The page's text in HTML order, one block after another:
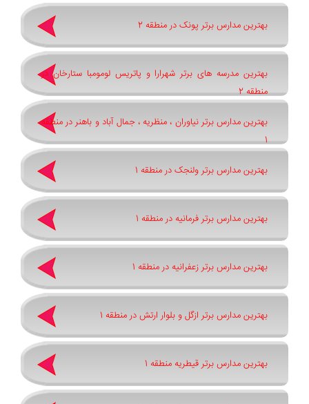
بهترین مدارس برتر پونک در منطقه 2
بهترین مدرسه های برتر شهرارا و پاتريس لومومبا ستارخان در
منطقه 2
بهترین مدارس برتر نیاوران ، منظریه ، جمال آباد و باهنر در منطقه
1
بهترین مدارس برتر ولنجک در منطقه 1
بهترین مدارس برتر فرمانیه در منطقه 1
بهترین مدارس برتر زعفرانیه در منطقه 1
بهترین مدارس برتر ازگل و بلوار ارتش در منطقه 1
بهترین مدارس برتر قیطریه منطقه 1